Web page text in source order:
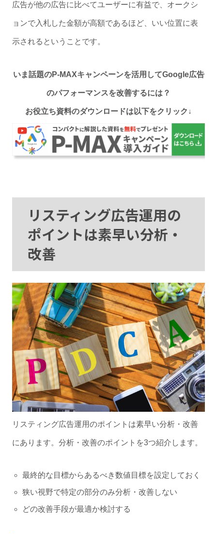
広告が他の広告に比べてユーザーに有益で、オークシ
ョンで入札した金額が高額であるほど、いい位置に表
示されるということです。
いま話題のP-MAXキャンペーンを活用してGoogle広告
のパフォーマンスを改善するには？
お役立ち資料のダウンロードは以下をクリック↓
リスティング広告運用の
ポイントは素早い分析・
改善
リスティング広告運用のポイントは素早い分析・改善
にあります。分析・改善のポイントを3つ紹介します。
最終的な目標からあるべき数値目標を設定しておく
狭い視野で特定の部分のみ分析・改善しない
どの改善手段が最適か検討する